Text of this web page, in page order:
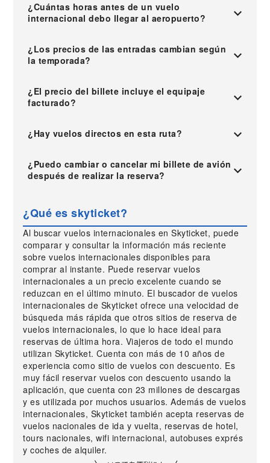
¿Cuántas horas antes de un vuelo
internacional debo llegar al aeropuerto?
¿Los precios de las entradas cambian según
la temporada?
¿El precio del billete incluye el equipaje
facturado?
¿Hay vuelos directos en esta ruta?
¿Puedo cambiar o cancelar mi billete de avión
después de realizar la reserva?
¿Qué es skyticket?
Al buscar vuelos internacionales en Skyticket, puede
comparar y consultar la información más reciente
sobre vuelos internacionales disponibles para
comprar al instante. Puede reservar vuelos
internacionales a un precio excelente cuando se
reduzcan en el último minuto. El buscador de vuelos
internacionales de Skyticket ofrece una velocidad de
búsqueda más rápida que otros sitios de reserva de
vuelos internacionales, lo que lo hace ideal para
reservas de última hora. Viajeros de todo el mundo
utilizan Skyticket. Cuenta con más de 10 años de
experiencia como sitio de vuelos con descuento. Es
muy fácil reservar vuelos con descuento usando la
aplicación, que cuenta con 23 millones de descargas
y es utilizada por muchos usuarios. Además de vuelos
internacionales, Skyticket también acepta reservas de
vuelos nacionales de ida y vuelta, reservas de hotel,
tours nacionales, wifi internacional, autobuses exprés
y coches de alquiler.